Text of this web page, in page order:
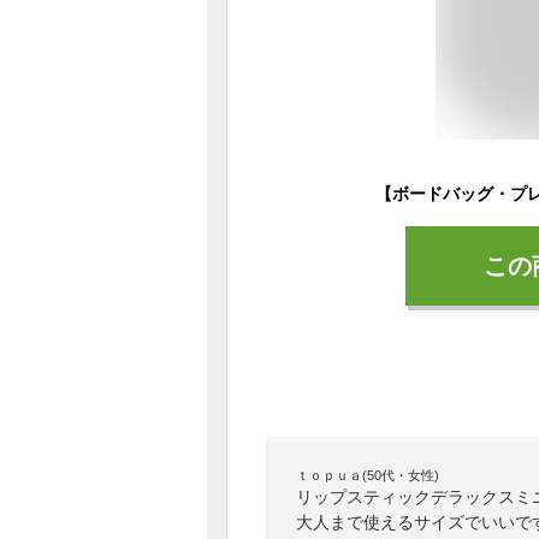
こ
ｔｏｐｕａ(50代・女性)
リップスティックデラックス
大人まで使えるサイズでいい